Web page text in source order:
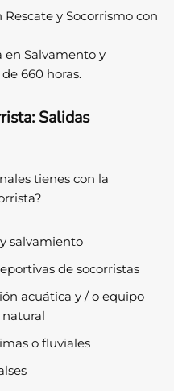
y Socorrismo con
Salvamento y
660 horas.
Salidas
tienes con la
salvamiento
de socorristas
acuática y / o equipo
o fluviales